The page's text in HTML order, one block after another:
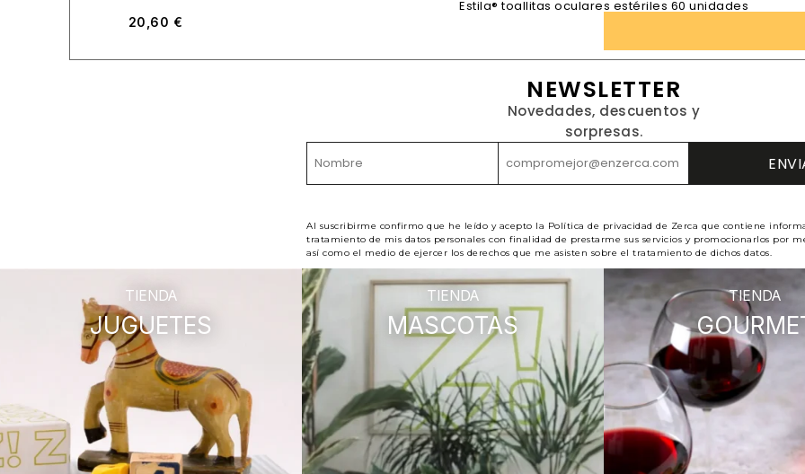
Estila® toallitas oculares estériles 60 unidades
20,60 €
NEWSLETTER
Novedades, descuentos y
sorpresas.
Al suscribirme confirmo que he leído y acepto la Política de privacidad de Zerca que contiene
tratamiento de mis datos personales con finalidad de prestarme sus servicios y promocionarlos por
así como el medio de ejercer los derechos que me asisten sobre el tratamiento de dichos datos.
TIENDA
JUGUETES
TIENDA
MASCOTAS
TIENDA